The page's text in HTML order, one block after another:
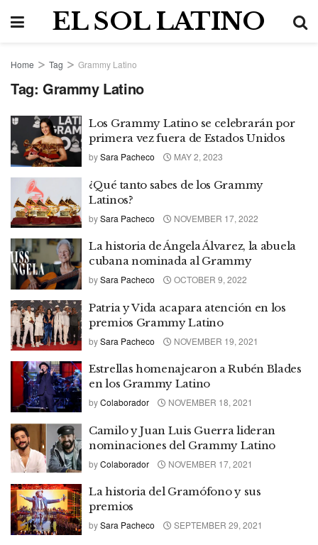
EL SOL LATINO
Home Tag Grammy Latino
Tag: Grammy Latino
Los Grammy Latino se celebrarán por
primera vez fuera de Estados Unidos
bySara Pacheco MAY 2, 2023
¿Qué tanto sabes de los Grammy
Latinos?
bySara Pacheco NOVEMBER 17, 2022
La historia de Ángela Álvarez, la abuela
cubana nominada al Grammy
bySara Pacheco OCTOBER 9, 2022
Patria y Vida acapara atención en los
premios Grammy Latino
bySara Pacheco NOVEMBER 19, 2021
Estrellas homenajearon a Rubén Blades
en los Grammy Latino
byColaborador NOVEMBER 18, 2021
Camilo y Juan Luis Guerra lideran
nominaciones del Grammy Latino
byColaborador NOVEMBER 17, 2021
La historia del Gramófono y sus
premios
bySara Pacheco SEPTEMBER 29, 2021